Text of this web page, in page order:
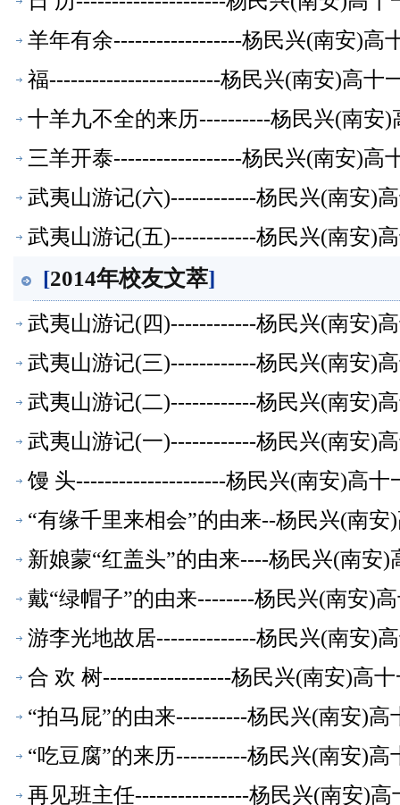
羊年有余------------------杨民兴(南安)高
福------------------------杨民兴(南安)高十
十羊九不全的来历----------杨民兴(南安
三羊开泰------------------杨民兴(南安)高
武夷山游记(六)------------杨民兴(南安)
武夷山游记(五)------------杨民兴(南安)
[2014年校友文萃]
武夷山游记(四)------------杨民兴(南安)
武夷山游记(三)------------杨民兴(南安)
武夷山游记(二)------------杨民兴(南安)
武夷山游记(一)------------杨民兴(南安)
馒 头---------------------杨民兴(南安)高十
“有缘千里来相会”的由来--杨民兴(南
新娘蒙“红盖头”的由来----杨民兴(南安
戴“绿帽子”的由来--------杨民兴(南安)
游李光地故居--------------杨民兴(南安)
合 欢 树------------------杨民兴(南安)高
“拍马屁”的由来----------杨民兴(南安)
“吃豆腐”的来历----------杨民兴(南安)
再见班主任----------------杨民兴(南安)